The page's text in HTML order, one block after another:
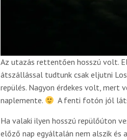
Az utazás rettentően hosszú volt.
átszállással tudtunk csak eljutni
repülés. Nagyon érdekes volt,
naplemente.
A fenti fotón jól
Ha valaki ilyen hosszú repülőúton
előző nap egyáltalán nem alszik és